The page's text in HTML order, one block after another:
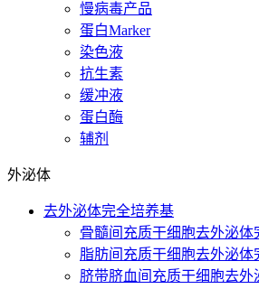
慢病毒产品
蛋白Marker
染色液
抗生素
缓冲液
蛋白酶
辅剂
外泌体
去外泌体完全培养基
骨髓间充质干细胞去外泌体
脂肪间充质干细胞去外泌体
脐带脐血间充质干细胞去外